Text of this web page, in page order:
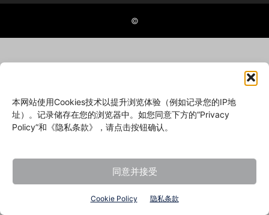
本网站使用Cookies技术以提升浏览体验（例如记录您的IP地
址）。记录储存在您的浏览器中。如您同意下方的“Privacy
Policy”和《隐私条款》，请点击按钮确认。
同意并接受
Cookie Policy 隐私条款
©